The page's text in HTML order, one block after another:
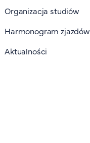
Organizacja studiów
Harmonogram zjazdów
Aktualności